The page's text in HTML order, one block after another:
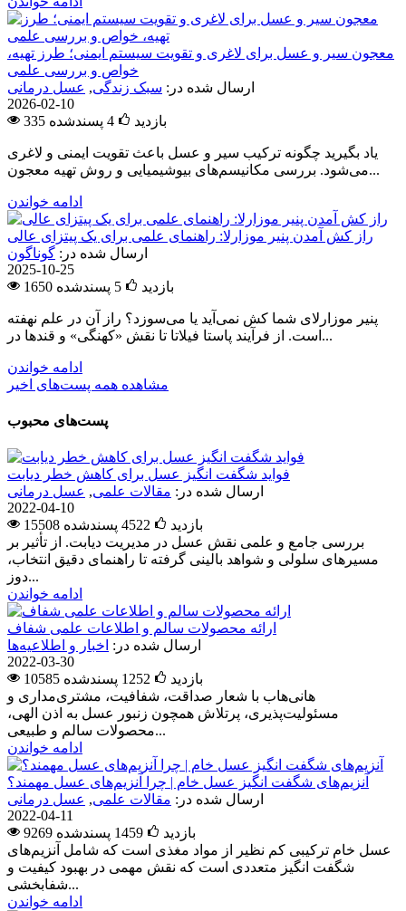
معجون سیر و عسل برای لاغری و تقویت سیستم ایمنی؛ طرز تهیه،
خواص و بررسی علمی
ارسال شده در: سبک زندگی, عسل درمانی
2026-02-10
335 بازدید
4 پسندشده
یاد بگیرید چگونه ترکیب سیر و عسل باعث تقویت ایمنی و لاغری
می‌شود. بررسی مکانیسم‌های بیوشیمیایی و روش تهیه معجون...
ادامه خواندن
راز کش آمدن پنیر موزارلا: راهنمای علمی برای یک پیتزای عالی
ارسال شده در: گوناگون
2025-10-25
1650 بازدید
5 پسندشده
پنیر موزارلای شما کش نمی‌آید یا می‌سوزد؟ راز آن در علم نهفته
است. از فرآیند پاستا فیلاتا تا نقش «کهنگی» و قندها در...
ادامه خواندن
مشاهده همه پست‌های اخیر
پست‌های محبوب
فواید شگفت انگیز عسل برای کاهش خطر دیابت
ارسال شده در: مقالات علمی, عسل درمانی
2022-04-10
15508 بازدید
4522 پسندشده
بررسی جامع و علمی نقش عسل در مدیریت دیابت. از تأثیر بر
مسیرهای سلولی و شواهد بالینی گرفته تا راهنمای دقیق انتخاب،
دوز...
ادامه خواندن
ارائه محصولات سالم و اطلاعات علمی شفاف
ارسال شده در: اخبار و اطلاعیه‌ها
2022-03-30
10585 بازدید
1252 پسندشده
هانی‌هاب با شعار صداقت، شفافیت، مشتری‌مداری و
مسئولیت‌پذیری، پرتلاش همچون زنبور عسل به اذن الهی،
محصولات سالم و طبیعی...
ادامه خواندن
آنزیم‌های شگفت انگیز عسل خام | چرا آنزیم‌های عسل مهمند؟
ارسال شده در: مقالات علمی, عسل درمانی
2022-04-11
9269 بازدید
1459 پسندشده
عسل خام ترکیبی کم نظیر از مواد مغذی است که شامل آنزیم‌های
شگفت انگیز متعددی است که نقش مهمی در بهبود کیفیت و
شفابخشی...
ادامه خواندن